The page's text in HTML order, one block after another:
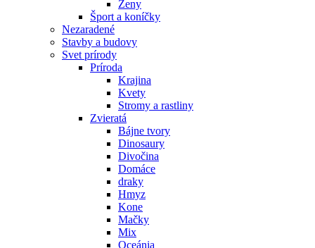
Ženy
Šport a koníčky
Nezaradené
Stavby a budovy
Svet prírody
Príroda
Krajina
Kvety
Stromy a rastliny
Zvieratá
Bájne tvory
Dinosaury
Divočina
Domáce
draky
Hmyz
Kone
Mačky
Mix
Oceánia